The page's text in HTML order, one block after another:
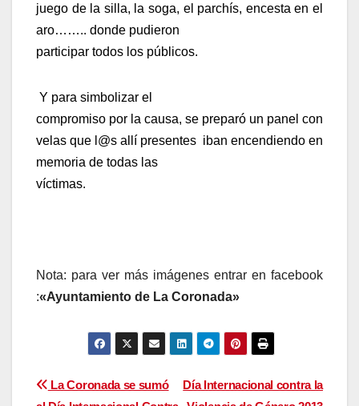
juego de la silla, la soga, el parchís, encesta en el
aro…….. donde pudieron
participar todos los públicos.
Y para simbolizar el
compromiso por la causa, se preparó un panel con
velas que l@s allí presentes iban encendiendo en
memoria de todas las
víctimas.
Nota: para ver más imágenes entrar en facebook
:«Ayuntamiento de La Coronada»
Navegación
Día Internacional contra la
La Coronada se sumó